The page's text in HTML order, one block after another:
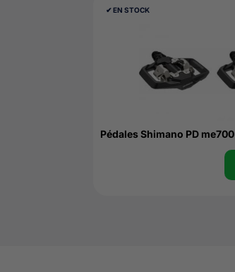
✔︎ EN STOCK
Pédales Shimano PD me700